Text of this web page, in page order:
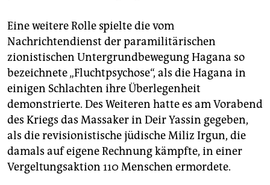
Eine weitere Rolle spielte die vom
Nachrichtendienst der paramilitärischen
zionistischen Untergrundbewegung Hagana so
bezeichnete „Fluchtpsychose“, als die Hagana in
einigen Schlachten ihre Überlegenheit
demonstrierte. Des Weiteren hatte es am Vorabend
des Kriegs das Massaker in Deir Yassin gegeben,
als die revisionistische jüdische Miliz Irgun, die
damals auf eigene Rechnung kämpfte, in einer
Vergeltungsaktion 110 Menschen ermordete.